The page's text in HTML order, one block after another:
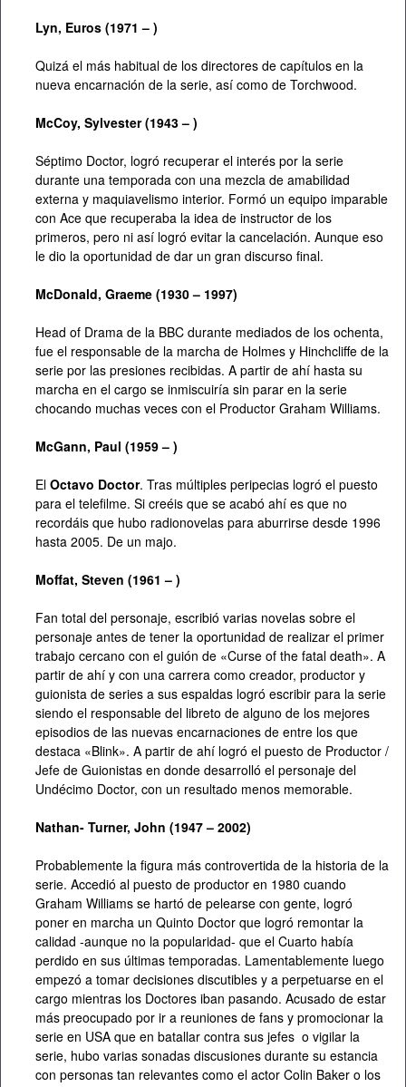
Lyn, Euros (1971 – )
Quizá el más habitual de los directores de capítulos en la
nueva encarnación de la serie, así como de Torchwood.
McCoy, Sylvester (1943 – )
Séptimo Doctor, logró recuperar el interés por la serie
durante una temporada con una mezcla de amabilidad
externa y maquiavelismo interior. Formó un equipo imparable
con Ace que recuperaba la idea de instructor de los
primeros, pero ni así logró evitar la cancelación. Aunque eso
le dio la oportunidad de dar un gran discurso final.
McDonald, Graeme (1930 – 1997)
Head of Drama de la BBC durante mediados de los ochenta,
fue el responsable de la marcha de Holmes y Hinchcliffe de la
serie por las presiones recibidas. A partir de ahí hasta su
marcha en el cargo se inmiscuiría sin parar en la serie
chocando muchas veces con el Productor Graham Williams.
McGann, Paul (1959 – )
El Octavo Doctor. Tras múltiples peripecias logró el puesto
para el telefilme. Si creéis que se acabó ahí es que no
recordáis que hubo radionovelas para aburrirse desde 1996
hasta 2005. De un majo.
Moffat, Steven (1961 – )
Fan total del personaje, escribió varias novelas sobre el
personaje antes de tener la oportunidad de realizar el primer
trabajo cercano con el guión de «Curse of the fatal death». A
partir de ahí y con una carrera como creador, productor y
guionista de series a sus espaldas logró escribir para la serie
siendo el responsable del libreto de alguno de los mejores
episodios de las nuevas encarnaciones de entre los que
destaca «Blink». A partir de ahí logró el puesto de Productor /
Jefe de Guionistas en donde desarrolló el personaje del
Undécimo Doctor, con un resultado menos memorable.
Nathan- Turner, John (1947 – 2002)
Probablemente la figura más controvertida de la historia de la
serie. Accedió al puesto de productor en 1980 cuando
Graham Williams se hartó de pelearse con gente, logró
poner en marcha un Quinto Doctor que logró remontar la
calidad -aunque no la popularidad- que el Cuarto había
perdido en sus últimas temporadas. Lamentablemente luego
empezó a tomar decisiones discutibles y a perpetuarse en el
cargo mientras los Doctores iban pasando. Acusado de estar
más preocupado por ir a reuniones de fans y promocionar la
serie en USA que en batallar contra sus jefes o vigilar la
serie, hubo varias sonadas discusiones durante su estancia
con personas tan relevantes como el actor Colin Baker o los